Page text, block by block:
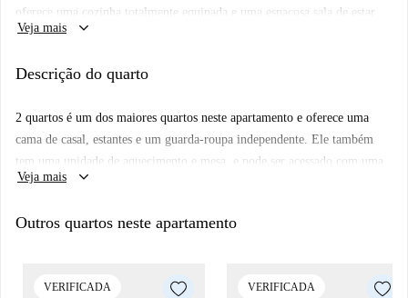
oferece uma cozinha totalmente equipada e uma espaçosa sala de estar
com muito espaço para relaxar e socializar. Há 4 casas de banho
Localizada na área do Areeiro, esta propriedade fica apenas a 15 minutos
para os estudantes de lá. Há uma enorme variedade de lojas e
restaurantes nesta área, bem como fácil acesso às linhas de metrô e
ônibus.
Veja mais keyboard_arrow_down
Descrição do quarto
2 quartos é um dos maiores quartos neste apartamento e oferece uma
cama de casal, estantes e um guarda-roupa independente. Ele também
tem uma unidade de aquecimento e mesa, e pode ser acessado com uma
chave independente.
Veja mais keyboard_arrow_down
Outros quartos neste apartamento
VERIFICADA VERIFICADA